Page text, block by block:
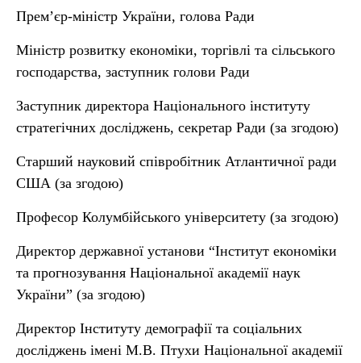
Прем’єр-міністр України, голова Ради
Міністр розвитку економіки, торгівлі та сільського
господарства, заступник голови Ради
Заступник директора Національного інституту
стратегічних досліджень, секретар Ради (за згодою)
Старший науковий співробітник Атлантичної ради
США (за згодою)
Професор Колумбійського університету (за згодою)
Директор державної установи “Інститут економіки
та прогнозування Національної академії наук
України” (за згодою)
Директор Інституту демографії та соціальних
досліджень імені М.В. Птухи Національної академії